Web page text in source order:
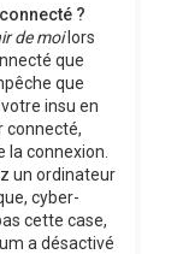
?
de moilors
que
que
insu en
connecté,
la connexion.
un ordinateur
cyber-
cette case,
a désactivé